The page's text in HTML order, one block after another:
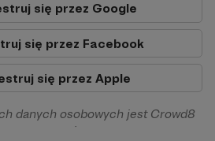
się przez Google
się przez Facebook
się przez Apple
danych osobowych jest Crowd8
ul. Żwirki i Wigury 16, 02-